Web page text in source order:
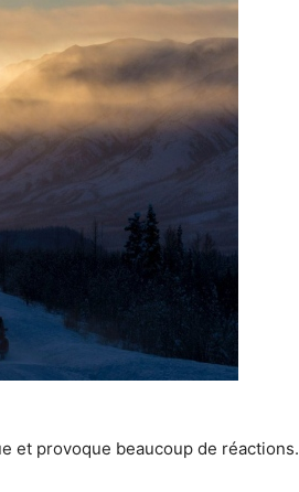
et provoque beaucoup de réactions.